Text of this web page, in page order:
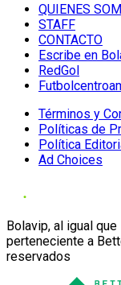
QUIENES
STAFF
CONTACTO
Escribe en
RedGol
Términos y
Políticas de
Política
Ad Choices
Bolavip, al igual
perteneciente a
reservados